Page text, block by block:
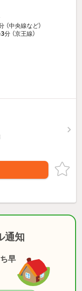
（中央線など）
3分 （京王線）
通知
早